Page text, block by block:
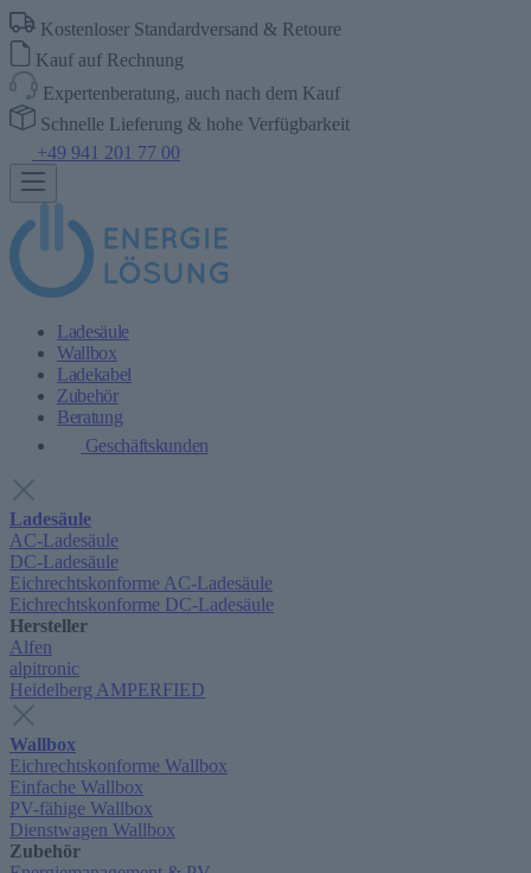
Kostenloser Standardversand & Retoure
Kauf auf Rechnung
Expertenberatung, auch nach dem Kauf
Schnelle Lieferung & hohe Verfügbarkeit
+49 941 201 77 00
Ladesäule
Wallbox
Ladekabel
Zubehör
Beratung
Geschäftskunden
Ladesäule
AC-Ladesäule
DC-Ladesäule
Eichrechtskonforme AC-Ladesäule
Eichrechtskonforme DC-Ladesäule
Hersteller
Alfen
alpitronic
Heidelberg AMPERFIED
Wallbox
Eichrechtskonforme Wallbox
Einfache Wallbox
PV-fähige Wallbox
Dienstwagen Wallbox
Zubehör